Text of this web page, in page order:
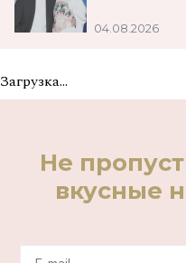
04.08.2026
Загрузка...
Не
вкусные